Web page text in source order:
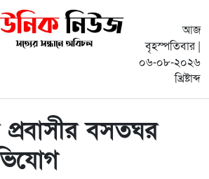
আজ
বৃহস্পতিবার |
০৬-০৮-২০২৬
খ্রিষ্টাব্দ
প্রবাসীর বসতঘর